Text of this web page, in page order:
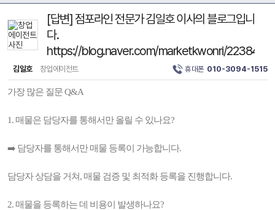
[답변] 점포라인 전문가 김일호 이사의 블로그입니
다.
https://blog.naver.com/marketkwonri/
김일호 창업에이전트 휴대폰 010-3094-1515
가장 많은 질문 Q&A
1. 매물은 담당자를 통해서만 올릴 수 있나요?
➡️ 담당자를 통해서만 매물 등록이 가능합니다.
담당자 상담을 거쳐, 매물 검증 및 최적화 등록을 진행합니다.
2. 매물을 등록하는 데 비용이 발생하나요?